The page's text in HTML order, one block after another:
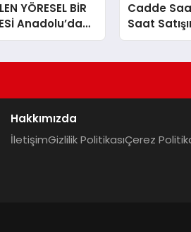
YÖRESEL BİR
Anadolu’dan
Başarı
Cadde
Saat
Doğru
Hakkımızda
İletişimGizlilik PolitikasıÇerez